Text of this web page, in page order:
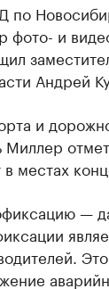
фото- и
Андрей
и
местах
—